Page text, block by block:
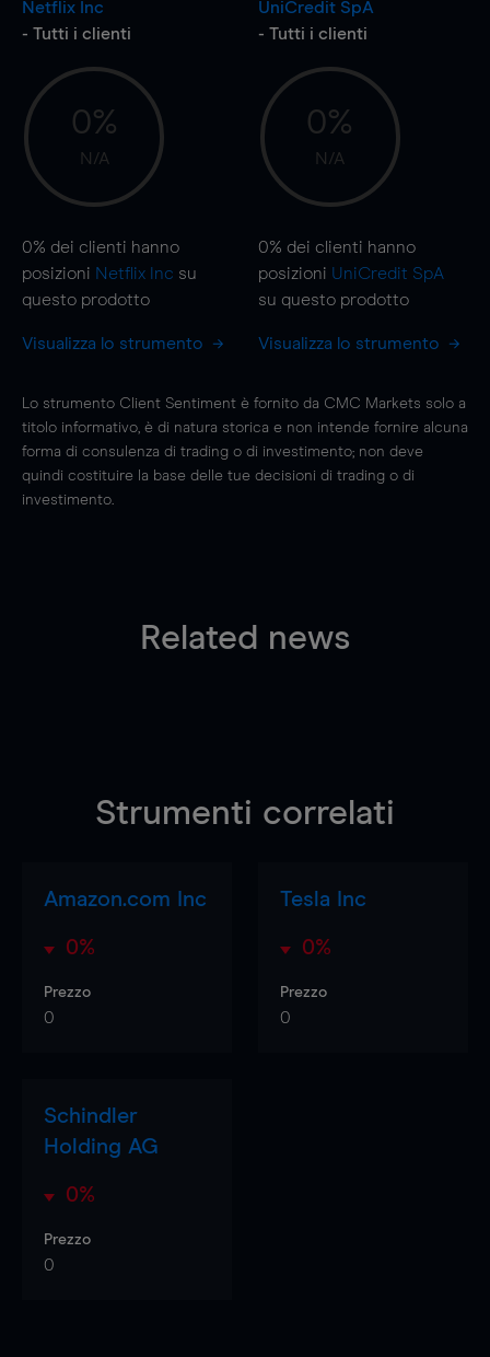
Netflix Inc
- Tutti i clienti
0%
N/A
0% dei clienti hanno
posizioni Netflix Inc su
questo prodotto
Visualizza lo strumento
UniCredit SpA
- Tutti i clienti
0%
N/A
0% dei clienti hanno
posizioni UniCredit SpA
su questo prodotto
Visualizza lo strumento
Lo strumento Client Sentiment è fornito da CMC Markets solo a
titolo informativo, è di natura storica e non intende fornire alcuna
forma di consulenza di trading o di investimento; non deve
quindi costituire la base delle tue decisioni di trading o di
investimento.
Related news
Strumenti correlati
Amazon.com Inc
0%
Prezzo
0
Tesla Inc
0%
Prezzo
0
Schindler
Holding AG
0%
Prezzo
0